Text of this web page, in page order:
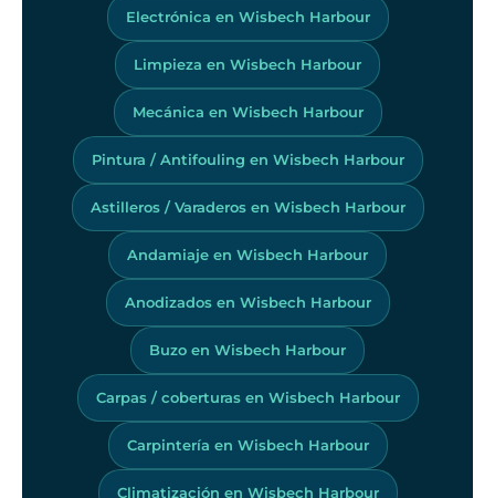
Electrónica en Wisbech Harbour
Limpieza en Wisbech Harbour
Mecánica en Wisbech Harbour
Pintura / Antifouling en Wisbech Harbour
Astilleros / Varaderos en Wisbech Harbour
Andamiaje en Wisbech Harbour
Anodizados en Wisbech Harbour
Buzo en Wisbech Harbour
Carpas / coberturas en Wisbech Harbour
Carpintería en Wisbech Harbour
Climatización en Wisbech Harbour